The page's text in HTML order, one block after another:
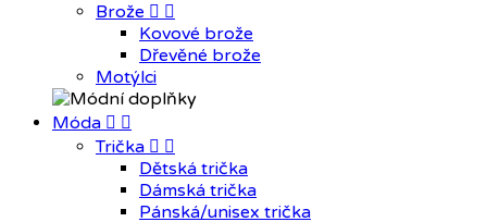
Brože  
Kovové brože
Dřevěné brože
Motýlci
Móda  
Trička  
Dětská trička
Dámská trička
Pánská/unisex trička